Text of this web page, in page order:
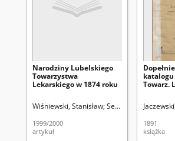
Narodziny Lubelskiego
Towarzystwa
Lekarskiego w 1874 roku
Wiśniewski, Stanisław Seidler, Grzegorz
1999/2000
artykuł
Towarz.
1891
książka